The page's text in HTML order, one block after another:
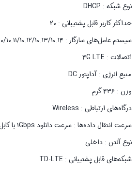
نوع شبکه : DHCP
حداکثر کاربر قابل پشتیبانی : ۲۰
سیستم‌ عامل‌های سازگار : Windows۸.۱、Windows۱۰ , Windows ۱۱ Mac OS X ۱۰.۹/۱۰.۱۰/۱۰.۱۱/۱۰.۱۲/۱۰.۱۳/۱۰.۱۴
اتصالات : ۴G LTE
منبع انرژی : آداپتور DC
وزن : ۴۳۶ گرم
درگاه‌های ارتباطی : Wireless
سرعت انتقال داده‌ها : سرعت دانلود ۱Gbps با کابل شبکه و ۸۶۷mbps با شبکه وای فای سرعت آپلود ۷۵Mbps
نوع آنتن : داخلی
شبکه‌های قابل پشتیبانی : TD-LTE